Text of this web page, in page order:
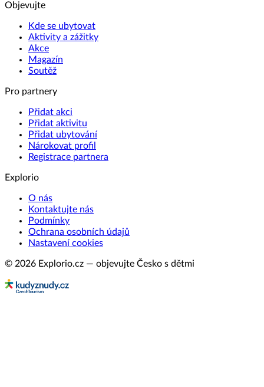
Objevujte
Kde se ubytovat
Aktivity a zážitky
Akce
Magazín
Soutěž
Pro partnery
Přidat akci
Přidat aktivitu
Přidat ubytování
Nárokovat profil
Registrace partnera
Explorio
O nás
Kontaktujte nás
Podmínky
Ochrana osobních údajů
Nastavení cookies
© 2026 Explorio.cz — objevujte Česko s dětmi